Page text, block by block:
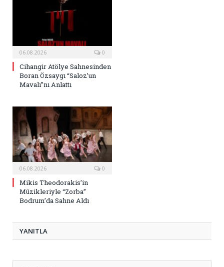
06.08.2026 0
Cihangir Atölye Sahnesinden
Boran Özsaygı “Saloz’un
Mavalı”nı Anlattı
06.08.2026 0
Mikis Theodorakis’in
Müzikleriyle “Zorba”
Bodrum’da Sahne Aldı
YANITLA